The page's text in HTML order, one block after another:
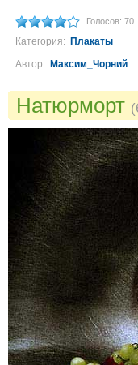
Голосов: 70
Категория: Плакаты
Автор: Максим_Чорний
Натюрморт